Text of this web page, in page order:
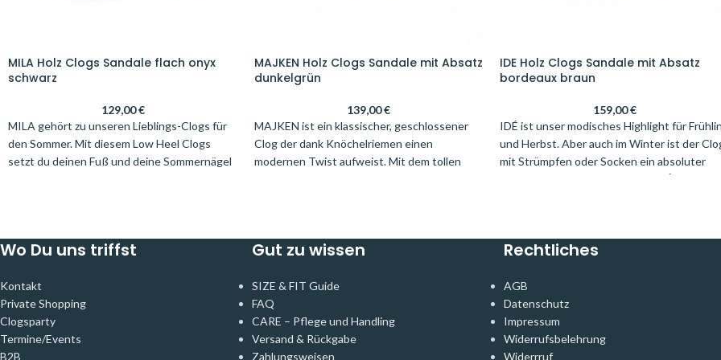
MILA Holz Clogs Sandale flach onyx
schwarz
129,00€
MILA gehört zu unseren Lieblings-Clogs für
den Sommer. Mit diesem Low Heel Clogs
setzt du deinen Fuß und deine Sommernägel
kräftige Fuß kommen mit MILA gut klar.
7/8-Hosen, Röcken oder Kleidern. Schön in
klassischem Schwarz.
MAJKEN Holz Clogs Sandale mit Absatz
dunkelgrün
139,00€
MAJKEN ist ein klassischer, geschlossener
Clog der dank Knöchelriemen einen
modernen Twist aufweist. Mit dem tollen
wunden Füße bekommst und von morgens
passt übrigens auch hervorragend zu
traditionellen Kleidungsstücken wie einem
Dirndl und verleiht ihm das gewisse Etwas.
Unser Modell Majken eignet sich am besten
IDE Holz Clogs Sandale mit Absatz
bordeaux braun
159,00€
IDÉ ist unser modisches Highlight für
und Herbst. Aber auch im Winter ist der
mit Strümpfen oder Socken ein absoluter
Hingucker. Doch nicht nur das, IDÉ ist das
ziehe die Blicke auf Dich!
empfehlen wir, bei unseren Clogs mit
Absatz,eine Größe größer zu bestellen.
Wo Du uns triffst
Kontakt
Private Shopping
Clogsparty
Termine/Events
B2B
Gut zu wissen
SIZE & FIT Guide
FAQ
CARE – Pflege und Handling
Versand & Rückgabe
Zahlungsweisen
Rechtliches
AGB
Datenschutz
Impressum
Widerrufsbelehrung
Widerrruf